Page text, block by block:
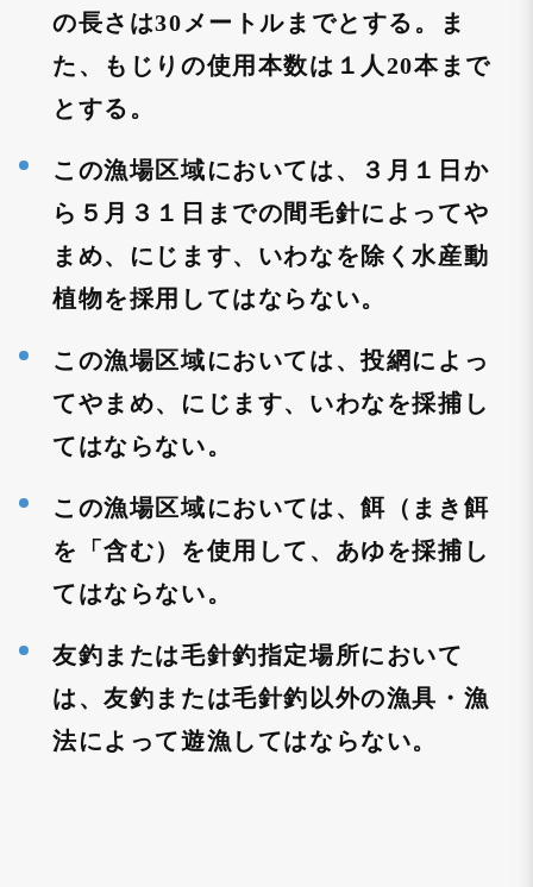
の長さは30メートルまでとする。ま
た、もじりの使用本数は１人20本まで
とする。
この漁場区域においては、３月１日か
ら５月３１日までの間毛針によってや
まめ、にじます、いわなを除く水産動
植物を採用してはならない。
この漁場区域においては、投網によっ
てやまめ、にじます、いわなを採捕し
てはならない。
この漁場区域においては、餌（まき餌
を「含む）を使用して、あゆを採捕し
てはならない。
友釣または毛針釣指定場所において
は、友釣または毛針釣以外の漁具・漁
法によって遊漁してはならない。